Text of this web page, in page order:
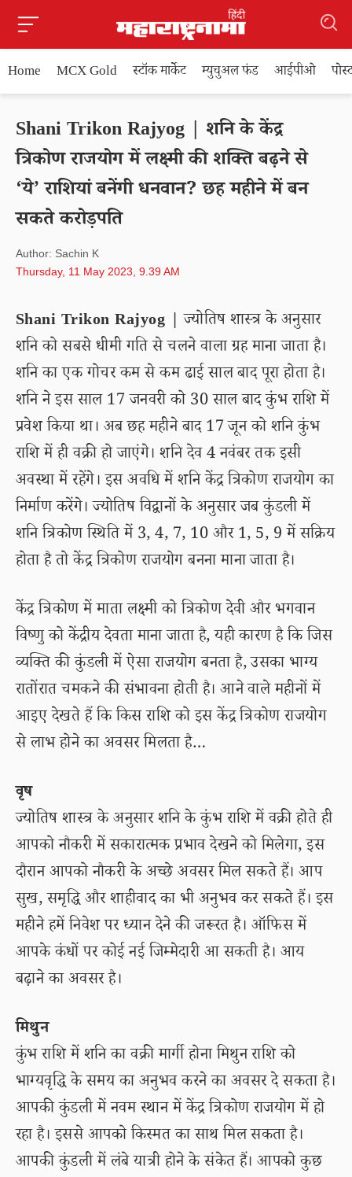
Home MCX Gold स्टॉक मार्केट म्युचुअल फंड आईपीओ
Shani Trikon Rajyog | शनि के केंद्र
त्रिकोण राजयोग में लक्ष्मी की शक्ति बढ़ने से
‘ये’ राशियां बनेंगी धनवान? छह महीने में बन
सकते करोड़पति
Author: Sachin K
Thursday, 11 May 2023, 9.39 AM
Shani Trikon Rajyog | ज्योतिष शास्त्र के अनुसार
शनि को सबसे धीमी गति से चलने वाला ग्रह माना जाता है।
शनि का एक गोचर कम से कम ढाई साल बाद पूरा होता है।
शनि ने इस साल 17 जनवरी को 30 साल बाद कुंभ राशि में
प्रवेश किया था। अब छह महीने बाद 17 जून को शनि कुंभ
राशि में ही वक्री हो जाएंगे। शनि देव 4 नवंबर तक इसी
अवस्था में रहेंगे। इस अवधि में शनि केंद्र त्रिकोण राजयोग का
निर्माण करेंगे। ज्योतिष विद्वानों के अनुसार जब कुंडली में
शनि त्रिकोण स्थिति में 3, 4, 7, 10 और 1, 5, 9 में सक्रिय
होता है तो केंद्र त्रिकोण राजयोग बनना माना जाता है।
केंद्र त्रिकोण में माता लक्ष्मी को त्रिकोण देवी और भगवान
विष्णु को केंद्रीय देवता माना जाता है, यही कारण है कि जिस
व्यक्ति की कुंडली में ऐसा राजयोग बनता है, उसका भाग्य
रातोंरात चमकने की संभावना होती है। आने वाले महीनों में
आइए देखते हैं कि किस राशि को इस केंद्र त्रिकोण राजयोग
से लाभ होने का अवसर मिलता है…
वृष
ज्योतिष शास्त्र के अनुसार शनि के कुंभ राशि में वक्री होते ही
आपको नौकरी में सकारात्मक प्रभाव देखने को मिलेगा, इस
दौरान आपको नौकरी के अच्छे अवसर मिल सकते हैं। आप
सुख, समृद्धि और शाहीवाद का भी अनुभव कर सकते हैं। इस
महीने हमें निवेश पर ध्यान देने की जरूरत है। ऑफिस में
आपके कंधों पर कोई नई जिम्मेदारी आ सकती है। आय
बढ़ाने का अवसर है।
मिथुन
कुंभ राशि में शनि का वक्री मार्गी होना मिथुन राशि को
भाग्यवृद्धि के समय का अनुभव करने का अवसर दे सकता है।
आपकी कुंडली में नवम स्थान में केंद्र त्रिकोण राजयोग में हो
रहा है। इससे आपको किस्मत का साथ मिल सकता है।
आपकी कुंडली में लंबे यात्री होने के संकेत हैं। आपको कुछ